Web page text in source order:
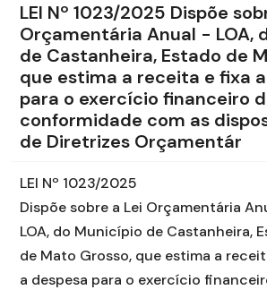
LEI Nº 1023/2025 Dispõe
Orçamentária Anual - LOA,
de Castanheira, Estado de
que estima a receita e fixa
para o exercício financeiro
conformidade com as
de Diretrizes Orçamentár
LEI Nº 1023/2025
Dispõe sobre a Lei Orçamentária
LOA, do Município de Castanheira,
de Mato Grosso, que estima a
a despesa para o exercício